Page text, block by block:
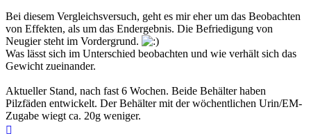
Bei diesem Vergleichsversuch, geht es mir eher um das Beobachten
von Effekten, als um das Endergebnis. Die Befriedigung von
Neugier steht im Vordergrund.
Was lässt sich im Unterschied beobachten und wie verhält sich das
Gewicht zueinander.
Aktueller Stand, nach fast 6 Wochen. Beide Behälter haben
Pilzfäden entwickelt. Der Behälter mit der wöchentlichen Urin/EM-
Zugabe wiegt ca. 20g weniger.